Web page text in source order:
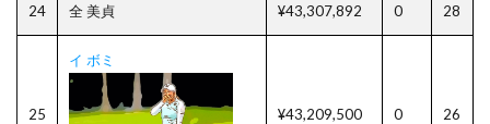
24 全 美貞 ¥43,307,892 0 28
25
イ ボミ
¥43,209,500 0 26